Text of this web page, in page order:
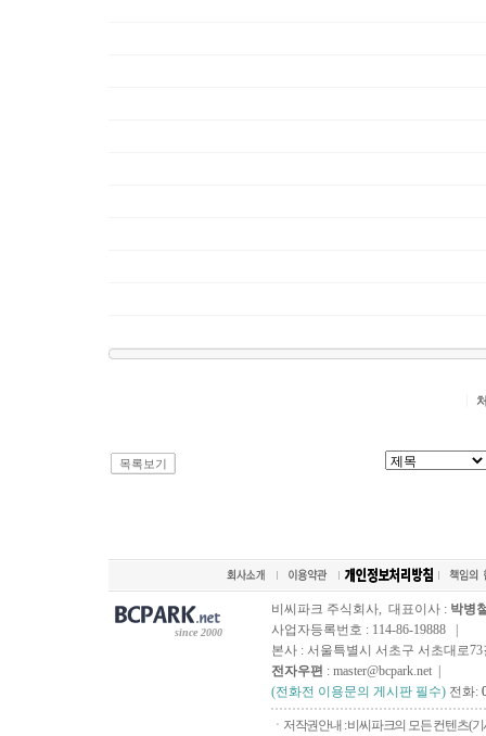
목록보기
since 2000
비씨파크 주식회사, 대표이사 : 박병
사업자등록번호 : 114-86-19888 |
본사 : 서울특별시 서초구 서초대로73
전자우편 : master@bcpark.net |
(전화전 이용문의 게시판 필수) 전화:
ㆍ저작권안내 : 비씨파크의 모든 컨텐츠(